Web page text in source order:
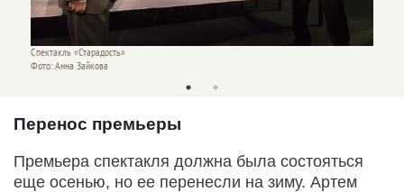
Спектакль «Старадость»
Фото: Анна Зайкова
Перенос премьеры
Премьера спектакля должна была состояться
еще осенью, но ее перенесли на зиму. Артем